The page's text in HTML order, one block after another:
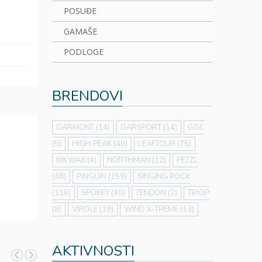
POSUĐE
GAMAŠE
PODLOGE
BRENDOVI
GARMONT(14) GARSPORT(14)
GGC
(5)
HIGH PEAK (40) LEAFTOUR (75)
NIKWAX(4) NORTHMAN (12)
PETZL
(48)
PINGUIN (159)
SINGING ROCK
(116)
SPOKEY(40) TENDON (2)
TRIOP
(8)
VIPOLE(19) WIND X-TREME(13)
AKTIVNOSTI